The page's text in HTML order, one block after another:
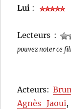
Lui :
Lecteurs :
pouvez noter ce
Acteurs:
Agnès Jaoui